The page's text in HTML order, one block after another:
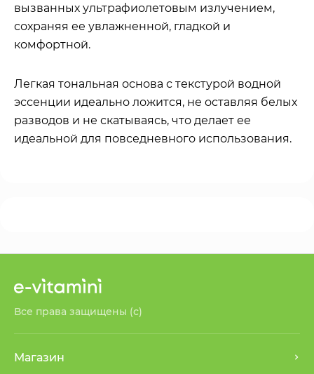
вызванных ультрафиолетовым излучением,
сохраняя ее увлажненной, гладкой и
комфортной.
Легкая тональная основа с текстурой водной
эссенции идеально ложится, не оставляя белых
разводов и не скатываясь, что делает ее
идеальной для повседневного использования.
Все права защищены (с)
Магазин